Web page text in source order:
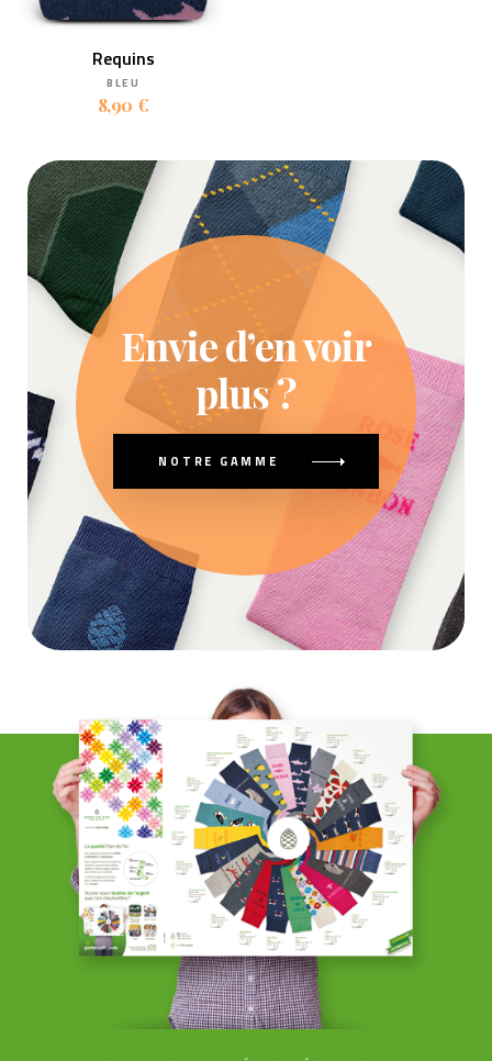
Requins
BLEU
8,90 €
Envie d’en voir
plus ?
NOTRE GAMME